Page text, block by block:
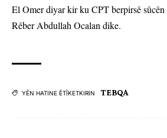
El Omer diyar kir ku CPT berpirsê
Rêber Abdullah Ocalan dike.
YÊN HATINE ÊTÎKETKIRIN TEBQA